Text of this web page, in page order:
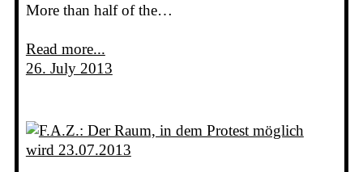
More than half of the…
Read more...
26. July 2013